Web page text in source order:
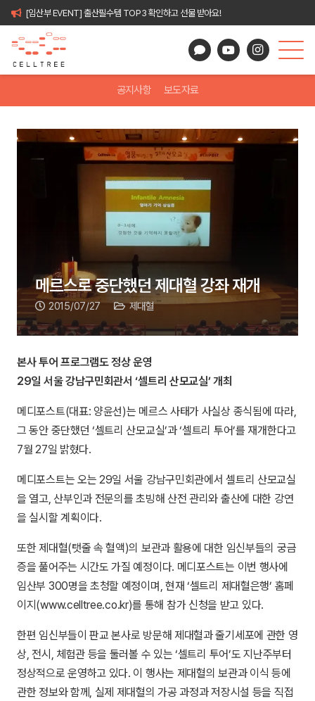
[임산부 EVENT] 출산필수템 TOP3 확인하고 선물 받아요!
공지사항 보도자료
메르스로 중단했던 제대혈 강좌 재개
2015/07/27 제대혈
본사 투어 프로그램도 정상 운영
29일 서울 강남구민회관서 ‘셀트리 산모교실’ 개최
메디포스트(대표: 양윤선)는 메르스 사태가 사실상 종식됨에 따라,
그 동안 중단했던 ‘셀트리 산모교실’과 ‘셀트리 투어’를 재개한다고
7월 27일 밝혔다.
메디포스트는 오는 29일 서울 강남구민회관에서 셀트리 산모교실
을 열고, 산부인과 전문의를 초빙해 산전 관리와 출산에 대한 강연
을 실시할 계획이다.
또한 제대혈(탯줄 속 혈액)의 보관과 활용에 대한 임신부들의 궁금
증을 풀어주는 시간도 가질 예정이다. 메디포스트는 이번 행사에
임산부 300명을 초청할 예정이며, 현재 ‘셀트리 제대혈은행’ 홈페
이지(www.celltree.co.kr)를 통해 참가 신청을 받고 있다.
한편 임신부들이 판교 본사로 방문해 제대혈과 줄기세포에 관한 영
상, 전시, 체험관 등을 둘러볼 수 있는 ‘셀트리 투어’도 지난주부터
정상적으로 운영하고 있다. 이 행사는 제대혈의 보관과 이식 등에
관한 정보와 함께, 실제 제대혈의 가공 과정과 저장시설 등을 직접